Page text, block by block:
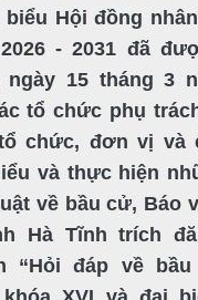
biểu Hội đồng
- 2031 đã
ngày 15 tháng 3
tổ chức phụ
chức, đơn vị và
và thực hiện
về bầu cử, Báo
Hà Tĩnh trích
“Hỏi đáp về